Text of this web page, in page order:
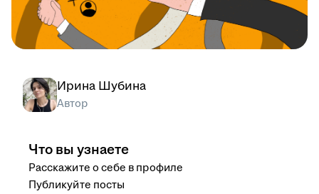
Ирина Шубина
Автор
Что вы узнаете
Расскажите о себе в профиле
Публикуйте посты